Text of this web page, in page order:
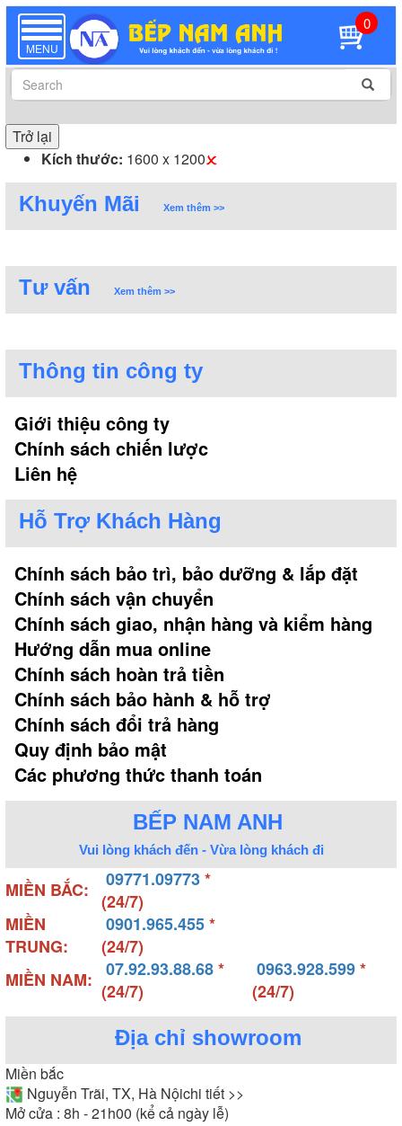
TOGGLE
NAVIGATION
MENU
0
Trở lại
Kích thước: 1600 x 1200
Khuyến Mãi Xem thêm >>
Tư vấn Xem thêm >>
Thông tin công ty
Giới thiệu công ty
Chính sách chiến lược
Liên hệ
Hỗ Trợ Khách Hàng
Chính sách bảo trì, bảo dưỡng & lắp đặt
Chính sách vận chuyển
Chính sách giao, nhận hàng và kiểm hàng
Hướng dẫn mua online
Chính sách hoàn trả tiền
Chính sách bảo hành & hỗ trợ
Chính sách đổi trả hàng
Quy định bảo mật
Các phương thức thanh toán
BẾP NAM ANH
Vui lòng khách đến - Vừa lòng khách đi
MIỀN BẮC: 09771.09773*
(24/7)
MIỀN
TRUNG:
0901.965.455*
(24/7)
MIỀN NAM:
07.92.93.88.68*
(24/7)
0963.928.599*
(24/7)
Địa chỉ showroom
Miền bắc
Nguyễn Trãi, TX, Hà Nộichi tiết >>
Mở cửa : 8h - 21h00 (kể cả ngày lễ)